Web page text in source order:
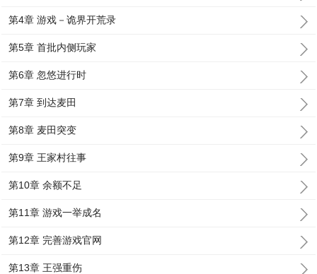
第4章 游戏－诡界开荒录
第5章 首批内侧玩家
第6章 忽悠进行时
第7章 到达麦田
第8章 麦田突变
第9章 王家村往事
第10章 余额不足
第11章 游戏一举成名
第12章 完善游戏官网
第13章 王强重伤